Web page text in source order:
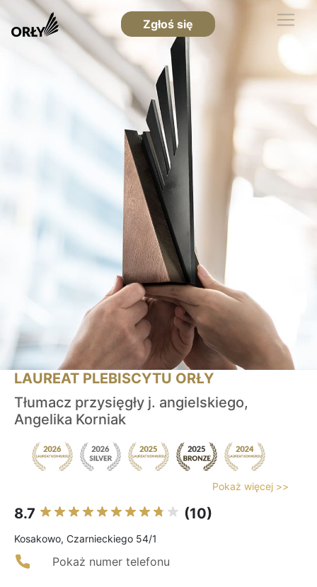
Zgłoś się
LAUREAT PLEBISCYTU ORŁY
Tłumacz przysięgły j. angielskiego,
Angelika Korniak
Pokaż więcej >>
8.7 (10)
Kosakowo, Czarnieckiego 54/1
Pokaż numer telefonu